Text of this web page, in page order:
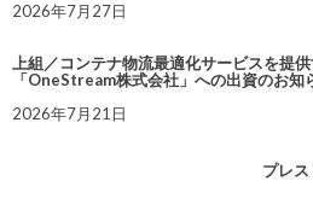
2026年7月27日
上組／コンテナ物流最適化サービスを提
「OneStream株式会社」への出資のお知
2026年7月21日
プレ